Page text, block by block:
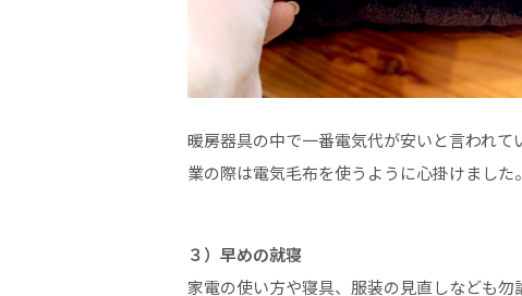
暖房器具の中で一番電気代が安いと言われ
業の際は電気毛布を使うように心掛けました。
３）早めの就寝
家電の使い方や寝具、服装の見直しなども